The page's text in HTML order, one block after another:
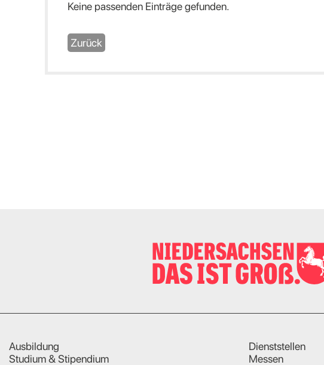
Keine passenden Einträge gefunden.
Zurück
Ausbildung
Studium & Stipendium
Dienststellen
Messen